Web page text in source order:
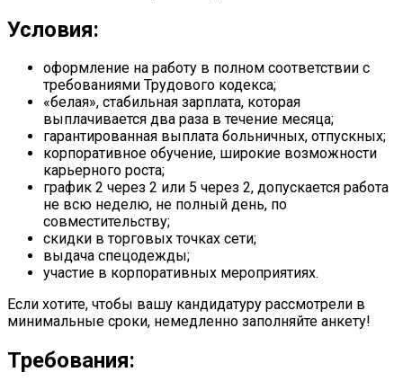
Условия:
оформление на работу в полном соответствии с
требованиями Трудового кодекса;
«белая», стабильная зарплата, которая
выплачивается два раза в течение месяца;
гарантированная выплата больничных, отпускных;
корпоративное обучение, широкие возможности
карьерного роста;
график 2 через 2 или 5 через 2, допускается работа
не всю неделю, не полный день, по
совместительству;
скидки в торговых точках сети;
выдача спецодежды;
участие в корпоративных мероприятиях.
Если хотите, чтобы вашу кандидатуру рассмотрели в
минимальные сроки, немедленно заполняйте анкету!
Требования: